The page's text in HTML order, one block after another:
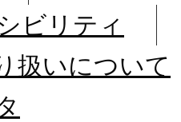
ビリティ
扱いについて